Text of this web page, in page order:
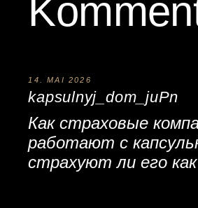
14. MAI 2026
kapsulnyj_dom_juPn
Как страховые
работают с
страхуют ли его